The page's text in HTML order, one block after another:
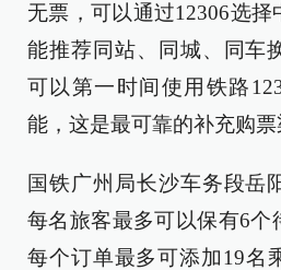
无票，可以通过12306选
能推荐同站、同城、同车
可以第一时间使用铁路
能，这是最可靠的补充购票
国铁广州局长沙车务段岳
每名旅客最多可以保有6个
每个订单最多可添加19名